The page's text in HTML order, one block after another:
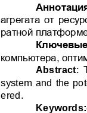
агрегата от
ратной
компьютера ,
Abstract:
system and the
ered
Keywords: